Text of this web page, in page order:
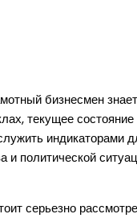
бизнесмен
текущее
политической
серьезно